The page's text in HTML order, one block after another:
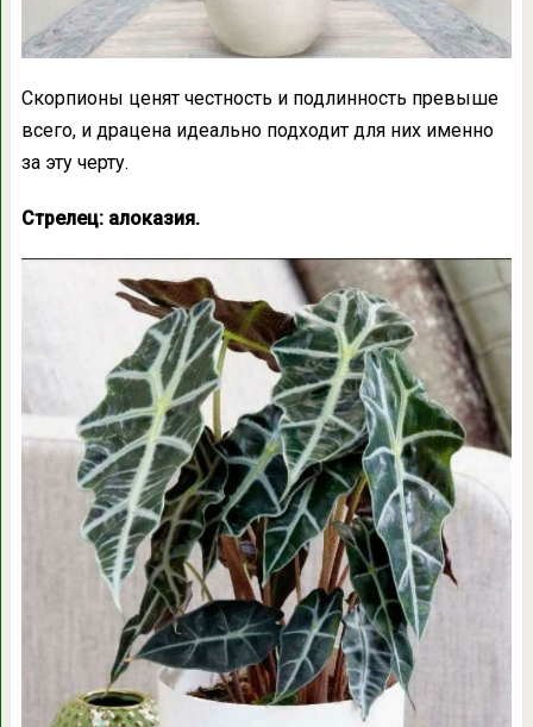
Скорпионы ценят честность и подлинность превыше
всего, и драцена идеально подходит для них именно
за эту черту.
Стрелец: алоказия.